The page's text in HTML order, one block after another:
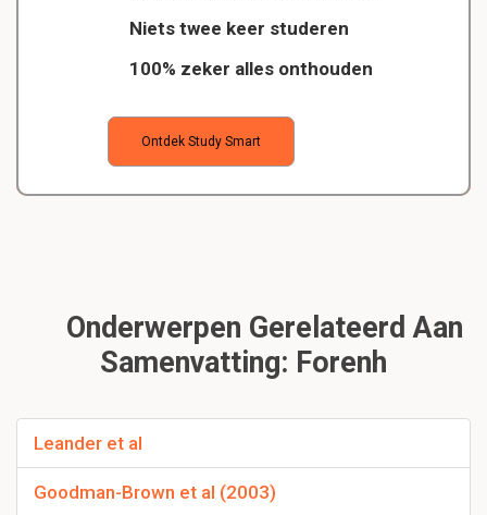
Niets twee keer studeren
100% zeker alles onthouden
Ontdek Study Smart
Onderwerpen Gerelateerd Aan
Samenvatting: Forenh
Leander et al
Goodman-Brown et al (2003)